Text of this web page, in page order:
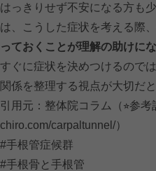
はっきりせず不安になる方も
は、こうした症状を考える際、
っておくことが理解の助けに
すぐに症状を決めつけるので
関係を整理する視点が大切だ
引用元：整体院コラム（⭐︎参考
chiro.com/carpaltunnel/）
#手根管症候群
#手根骨と手根管